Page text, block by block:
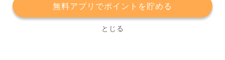
無料アプリでポイントを貯める
とじる
プライバシーポリシー 利用規約
運営会社
サービスに関してのお問い合わせ